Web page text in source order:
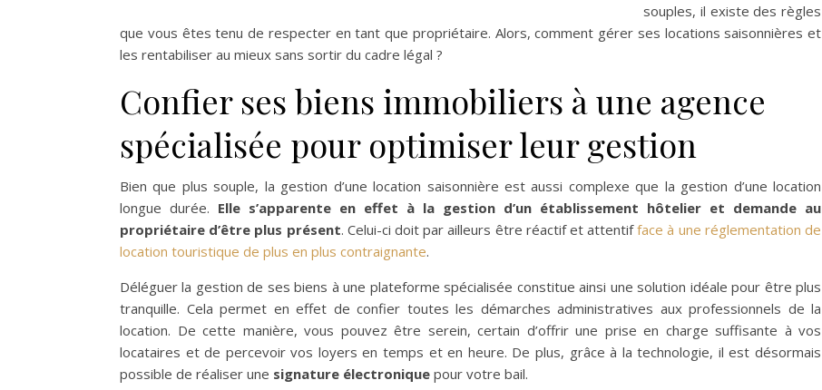
souples, il existe des règles
que vous êtes tenu de respecter en tant que propriétaire. Alors, comment gérer ses locations saisonnières et
les rentabiliser au mieux sans sortir du cadre légal ?
Confier ses biens immobiliers à une agence
spécialisée pour optimiser leur gestion
Bien que plus souple, la gestion d’une location saisonnière est aussi complexe que la gestion d’une location
longue durée. Elle s’apparente en effet à la gestion d’un établissement hôtelier et demande au
propriétaire d’être plus présent. Celui-ci doit par ailleurs être réactif et attentifface à une réglementation de
location touristique de plus en plus contraignante.
Déléguer la gestion de ses biens à une plateforme spécialisée constitue ainsi une solution idéale pour être plus
tranquille. Cela permet en effet de confier toutes les démarches administratives aux professionnels de la
location. De cette manière, vous pouvez être serein, certain d’offrir une prise en charge suffisante à vos
locataires et de percevoir vos loyers en temps et en heure. De plus, grâce à la technologie, il est désormais
possible de réaliser une signature électronique pour votre bail.